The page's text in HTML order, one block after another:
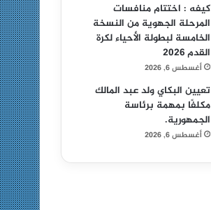
كيفه : اختتام منافسات
المرحلة الجهوية من النسخة
الخامسة لبطولة الأحياء لكرة
القدم 2026
أغسطس 6, 2026
تعيين البكاي ولد عبد المالك
مكلفًا بمهمة برئاسة
الجمهورية.
أغسطس 6, 2026